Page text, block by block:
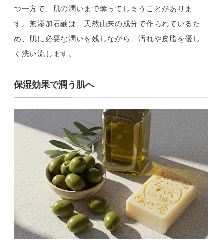
つ一方で、肌の潤いまで奪ってしまうことがありま
す。無添加石鹸は、天然由来の成分で作られているた
め、肌に必要な潤いを残しながら、汚れや皮脂を優し
く洗い流します。
保湿効果で潤う肌へ